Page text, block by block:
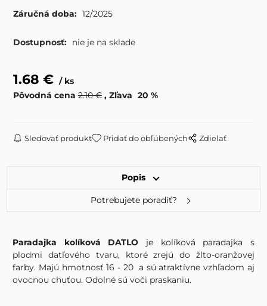
Záručná doba: 12/2025
Dostupnosť: nie je na sklade
1.68 €
ks
Pôvodná cena 2.10€ Zľava 20 %
Sledovať produkt Pridať do obľúbených Zdielať
Popis
Potrebujete poradiť?
Paradajka kolíková DATLO je kolíková paradajka s
plodmi datľového tvaru, ktoré zrejú do žlto-oranžovej
farby. Majú hmotnosť 16 - 20 a sú atraktívne vzhľadom aj
ovocnou chuťou. Odolné sú voči praskaniu.